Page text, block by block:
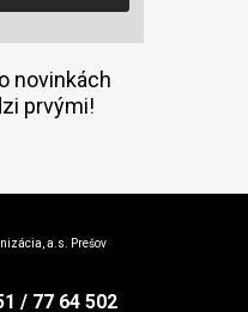
novinkách
prvými!
a.s. Prešov
/ 77 64 502